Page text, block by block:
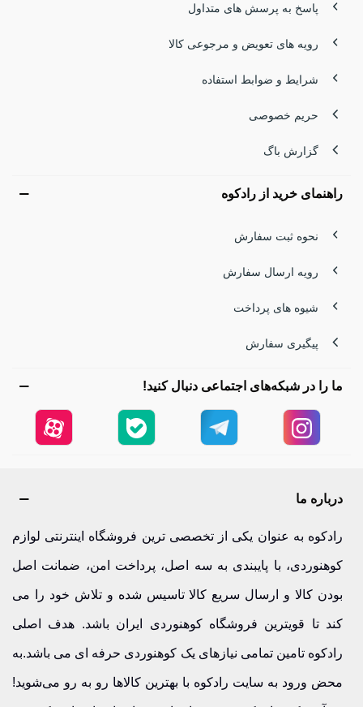
پاسخ به پرسش های متداول
رویه های تعویض و مرجوعی کالا
شرایط و ضوابط استفاده
حریم خصوصی
گزارش باگ
راهنمای خرید از رادکوه
نحوه ثبت سفارش
رویه ارسال سفارش
شیوه های پرداخت
پیگیری سفارش
ما را در شبکه‌های اجتماعی دنبال کنید!
درباره ما
رادکوه به عنوان یکی از تخصصی ترین فروشگاه اینترنتی لوازم
کوهنوردی، با پایبندی به سه اصل، پرداخت امن، ضمانت اصل
بودن کالا و ارسال سریع کالا تاسیس شده و تلاش خود را می
کند تا قویترین فروشگاه کوهنوردی ایران باشد. هدف اصلی
رادکوه تامین تمامی نیازهای یک کوهنوردی حرفه ای می باشد.به
محض ورود به سایت رادکوه با بهترین کالاها رو به رو می‌شوید!